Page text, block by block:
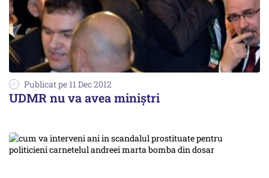
Publicat pe 11 Dec 2012
UDMR nu va avea miniștri